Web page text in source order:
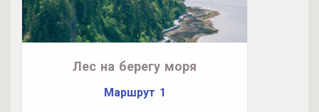
Лес на берегу моря
Маршрут 1